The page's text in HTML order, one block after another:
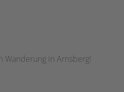
Wanderung in Arnsberg!